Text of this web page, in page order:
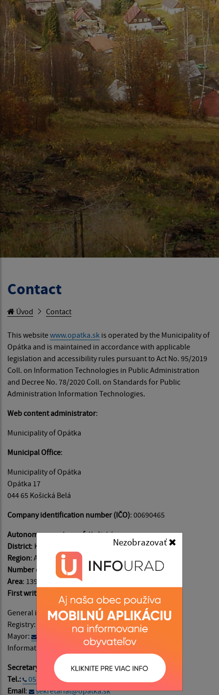
Nezobrazovať
Contact
Úvod Contact
This websitewww.opatka.sk is operated by the Municipality of
Opátka and is maintained in accordance with applicable
legislation and accessibility rules pursuant to Act No. 95/2019
Coll. on Information Technologies in Public Administration
and Decree No. 78/2020 Coll. on Standards for Public
Administration Information Technologies.
Web content administrator:
Municipality of Opátka
Municipal Office:
Municipality of Opátka
Opátka 17
044 65 Košická Belá
Company identification number (IČO): 00690465
Autonomous regions of: Košický
District: Košice - okolie
Region: Abovský
Number of inhabitants
: 105
Area: 1390 ha
First written records
General information:
info@opatka.sk
Registry:
podatelna@opatka.sk
Mayor:
starosta@opatka.sk
Information on website content:
admin@opatka.sk
Secretary:
Tel.:
055/696 11 00
Email: sekretariat@opatka.sk